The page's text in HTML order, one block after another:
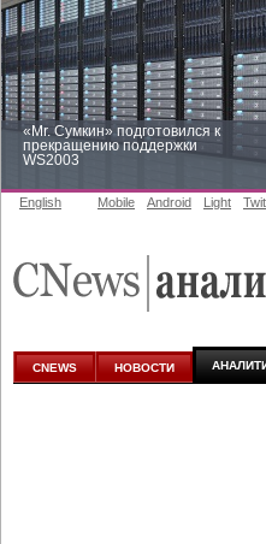
«Mr. Сумкин» подготовился к
прекращению поддержки
WS2003
аналитике
English Mobile Android Light
CNEWS НОВОСТИ